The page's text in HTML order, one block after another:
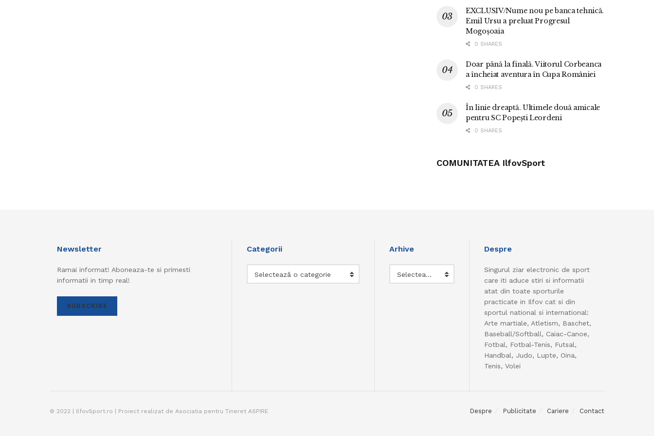
EXCLUSIV/Nume nou pe banca tehnică.
Emil Ursu a preluat Progresul
Mogoșoaia
0 SHARES
Doar până la finală. Viitorul Corbeanca
a încheiat aventura în Cupa României
0 SHARES
În linie dreaptă. Ultimele două amicale
pentru SC Popești Leordeni
0 SHARES
COMUNITATEA IlfovSport
Newsletter
Ramai informat! Aboneaza-te si primesti
informatii in timp real!
SUBSCRIBE
Categorii
Selectează o categorie
Arhive
Selectează luna
Despre
Singurul ziar electronic de sport
care iti aduce stiri si informatii
atat din toate sporturile
practicate in Ilfov cat si din
sportul national si international:
Arte martiale, Atletism, Baschet,
Baseball/Softball, Caiac-Canoe,
Fotbal, Fotbal-Tenis, Futsal,
Handbal, Judo, Lupte, Oina,
Tenis, Volei
Despre Publicitate Cariere Contact
© 2022 | IlfovSport.ro | Proiect realizat de Asociatia pentru Tineret ASPIRE